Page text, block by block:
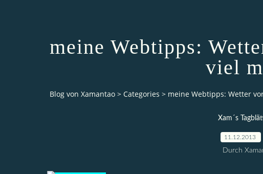
meine Webtipps:
viel
Blog von Xamantao > Categories > meine Webtipps: Wetter
Xam´s
11.12.2013
Durch